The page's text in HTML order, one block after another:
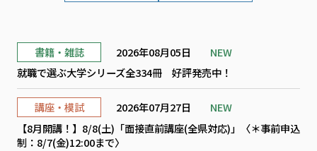
NEW
2026年08月05日
書籍・雑誌
就職で選ぶ大学シリーズ全334冊 好評発売中！
NEW
2026年07月27日
講座・模試
【8月開講！】8/8(土)「面接直前講座(全県対応)」〈＊事前申込
制：8/7(金)12:00まで〉